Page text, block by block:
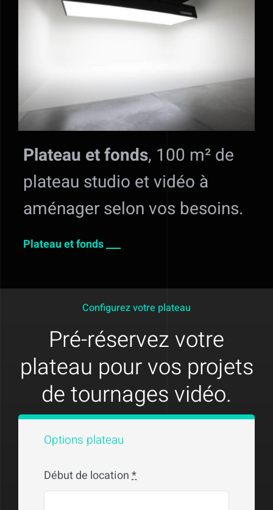
Plateau et fonds, 100 m² de
plateau studio et vidéo à
aménager selon vos besoins.
Plateau et fonds ___
Configurez votre plateau
Pré-réservez votre
plateau pour vos projets
de tournages vidéo.
Options plateau
Début de location*